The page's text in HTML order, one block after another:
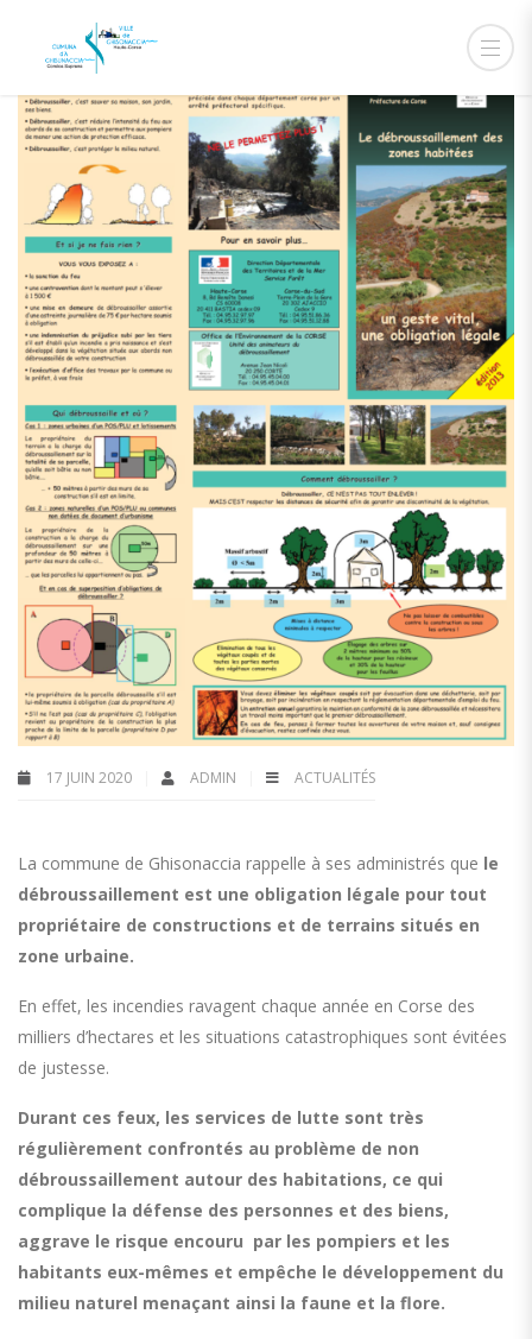
17 JUIN 2020 ADMIN ACTUALITÉS
La commune de Ghisonaccia rappelle à ses administrés que le
débroussaillement est une obligation légale pour tout
propriétaire de constructions et de terrains situés en
zone urbaine.
En effet, les incendies ravagent chaque année en Corse des
milliers d’hectares et les situations catastrophiques sont évitées
de justesse.
Durant ces feux, les services de lutte sont très
régulièrement confrontés au problème de non
débroussaillement autour des habitations, ce qui
complique la défense des personnes et des biens,
aggrave le risque encouru par les pompiers et les
habitants eux-mêmes et empêche le développement du
milieu naturel menaçant ainsi la faune et la flore.